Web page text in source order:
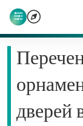
дверей